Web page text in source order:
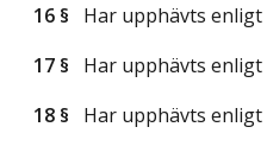
16 § Har upphävts enligt
17 § Har upphävts enligt
18 § Har upphävts enligt